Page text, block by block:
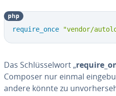
require_once "vendor/
php
Das Schlüs­sel­wort „
Composer nur einmal
andere könnte zu